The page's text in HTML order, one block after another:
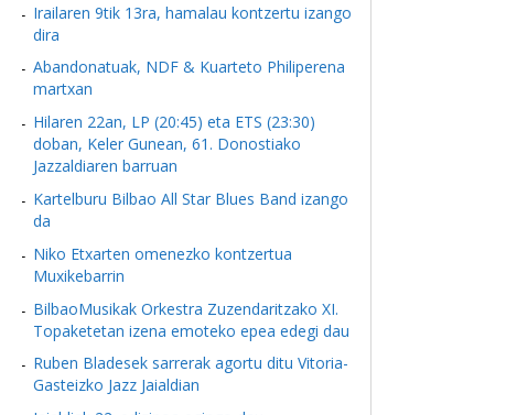
Irailaren 9tik 13ra, hamalau kontzertu izango
dira
Abandonatuak, NDF & Kuarteto Philiperena
martxan
Hilaren 22an, LP (20:45) eta ETS (23:30)
doban, Keler Gunean, 61. Donostiako
Jazzaldiaren barruan
Kartelburu Bilbao All Star Blues Band izango
da
Niko Etxarten omenezko kontzertua
Muxikebarrin
BilbaoMusikak Orkestra Zuzendaritzako XI.
Topaketetan izena emoteko epea edegi dau
Ruben Bladesek sarrerak agortu ditu Vitoria-
Gasteizko Jazz Jaialdian